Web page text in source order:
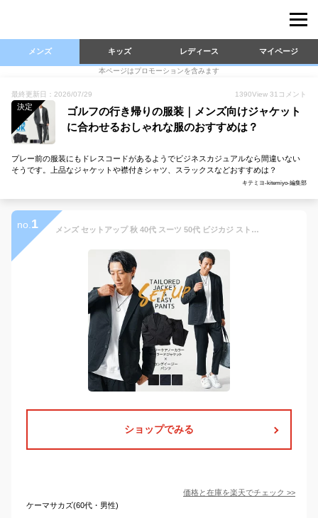
メンズ キッズ レディース マイページ
本ページはプロモーションを含みます
最終更新日：2026/07/29 1390View 31 コメント
決定
ゴルフの行き帰りの服装｜メンズ向けジャケット
に合わせるおしゃれな服のおすすめは？
プレー前の服装にもドレスコードがあるようでビジネスカジュアルなら間違いない
そうです。上品なジャケットや襟付きシャツ、スラックスなどおすすめは？
キテミヨ-kitemiyo-編集部
no. 1 メンズ セットアップ 秋 40代 スーツ 50代 ビジカジ ストレッチスーツ 上下セット ジャケット ビジネス カジュアル メンズセットアップ ビジネスカジュアル オフィスカジュアル オフィス メンズファッション 卒業式 父親 服装 授業参観 セットアップスーツ ファッション
ショップでみる
価格と在庫を楽天でチェック >>
ケーマサカズ(60代・男性)